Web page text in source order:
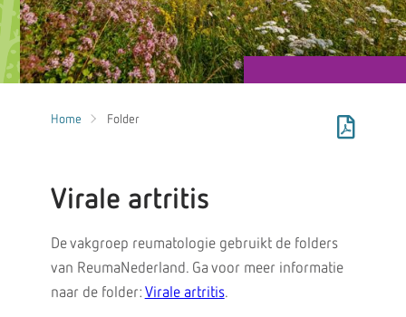
Home Folder
Virale artritis
De vakgroep reumatologie gebruikt de folders
van ReumaNederland. Ga voor meer informatie
naar de folder: Virale artritis.